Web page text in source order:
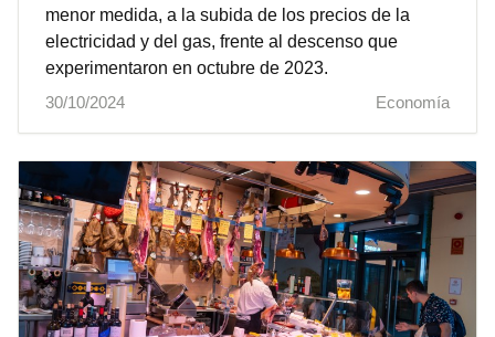
menor medida, a la subida de los precios de la
electricidad y del gas, frente al descenso que
experimentaron en octubre de 2023.
30/10/2024
Economía